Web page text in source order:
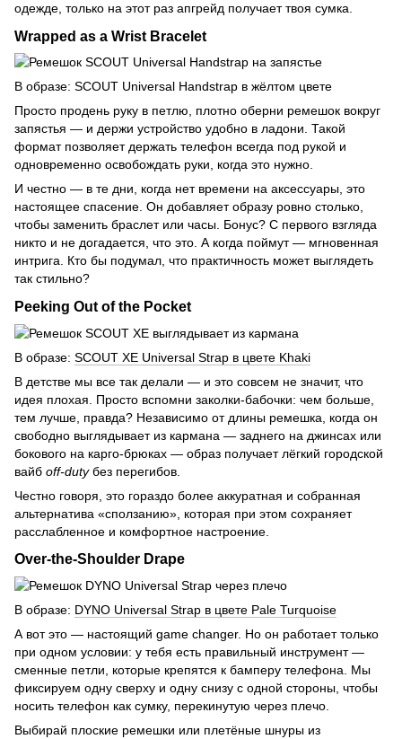
одежде, только на этот раз апгрейд получает твоя сумка.
Wrapped as a Wrist Bracelet
В образе: SCOUT Universal Handstrap в жёлтом цвете
Просто продень руку в петлю, плотно оберни ремешок вокруг
запястья — и держи устройство удобно в ладони. Такой
формат позволяет держать телефон всегда под рукой и
одновременно освобождать руки, когда это нужно.
И честно — в те дни, когда нет времени на аксессуары, это
настоящее спасение. Он добавляет образу ровно столько,
чтобы заменить браслет или часы. Бонус? С первого взгляда
никто и не догадается, что это. А когда поймут — мгновенная
интрига. Кто бы подумал, что практичность может выглядеть
так стильно?
Peeking Out of the Pocket
В образе: SCOUT XE Universal Strap в цвете Khaki
В детстве мы все так делали — и это совсем не значит, что
идея плохая. Просто вспомни заколки-бабочки: чем больше,
тем лучше, правда? Независимо от длины ремешка, когда он
свободно выглядывает из кармана — заднего на джинсах или
бокового на карго-брюках — образ получает лёгкий городской
вайб off-dutyбез перегибов.
Честно говоря, это гораздо более аккуратная и собранная
альтернатива «сползанию», которая при этом сохраняет
расслабленное и комфортное настроение.
Over-the-Shoulder Drape
В образе: DYNO Universal Strap в цвете Pale Turquoise
А вот это — настоящий game changer. Но он работает только
при одном условии: у тебя есть правильный инструмент —
сменные петли, которые крепятся к бамперу телефона. Мы
фиксируем одну сверху и одну снизу с одной стороны, чтобы
носить телефон как сумку, перекинутую через плечо.
Выбирай плоские ремешки или плетёные шнуры из